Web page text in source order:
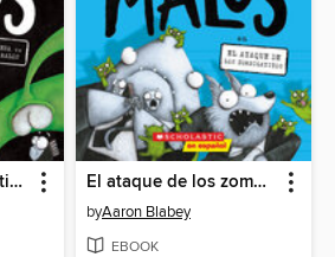
El alienígena vs los tipos malos El ataque de los zombigatitos
byAaron Blabey
EBOOK